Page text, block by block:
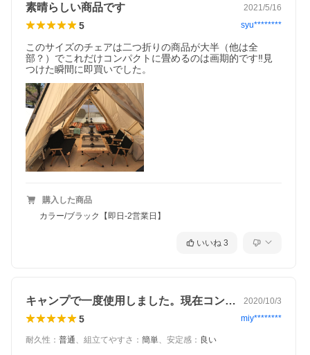
素晴らしい商品です 2021/5/16
5 syu********
このサイズのチェアは二つ折りの商品が大半（他は全
部？）でこれだけコンパクトに畳めるのは画期的です‼︎見
つけた瞬間に即買いでした。
購入した商品
カラー/ブラック【即日-2営業日】
いいね 3
キャンプで一度使用しました。現在コンパ… 2020/10/3
5 miy********
耐久性 ： 普通、 組立てやすさ ： 簡単、 安定感 ： 良い